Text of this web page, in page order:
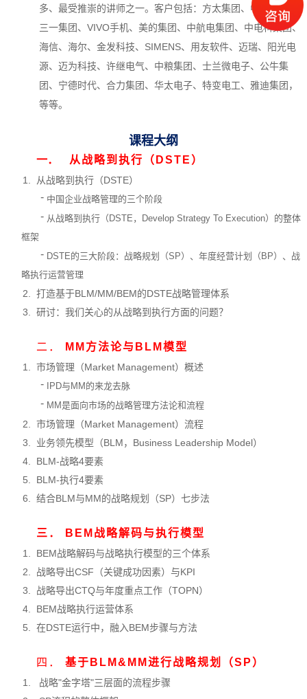
多、最受推崇的讲师之一。客户包括：方太集团、中集集团、
三一集团、VIVO手机、美的集团、中航电集团、中电科集团、
海信、海尔、金发科技、SIMENS、用友软件、迈瑞、阳光电
源、迈为科技、许继电气、中粮集团、士兰微电子、公牛集
团、宁德时代、合力集团、华太电子、特变电工、雅迪集团，
等等。
课程大纲
一． 从战略到执行（DSTE）
1. 从战略到执行（DSTE）
- 中国企业战略管理的三个阶段
- 从战略到执行（DSTE，Develop Strategy To Execution）的整体
框架
- DSTE的三大阶段：战略规划（SP）、年度经营计划（BP）、战
略执行运营管理
2. 打造基于BLM/MM/BEM的DSTE战略管理体系
3. 研讨：我们关心的从战略到执行方面的问题？
二． MM 方法论与BLM模型
1. 市场管理（Market Management）概述
- IPD与MM的来龙去脉
- MM是面向市场的战略管理方法论和流程
2. 市场管理（Market Management）流程
3.
业务领先模型（BLM，Business Leadership Model）
4.
BLM-战略4要素
5.
BLM-执行4要素
6. 结合BLM与MM的战略规划（SP）七步法
三． BEM 战略解码与执行模型
1.
BEM战略解码与战略执行模型的三个体系
2.
战略导出CSF（关键成功因素）与KPI
3.
战略导出CTQ与年度重点工作（TOPN）
4.
BEM战略执行运营体系
5. 在DSTE运行中，融入BEM步骤与方法
四． 基于BLM&MM进行战略规划（SP）
1.
战略"金字塔"三层面的流程步骤